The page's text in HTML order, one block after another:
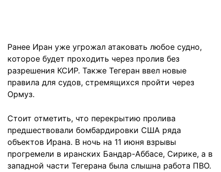
Ранее Иран уже угрожал атаковать любое судно,
которое будет проходить через пролив без
разрешения КСИР. Также Тегеран ввел новые
правила для судов, стремящихся пройти через
Ормуз.
Стоит отметить, что перекрытию пролива
предшествовали бомбардировки США ряда
объектов Ирана. В ночь на 11 июня взрывы
прогремели в иранских Бандар-Аббасе, Сирике, а в
западной части Тегерана была слышна работа ПВО.